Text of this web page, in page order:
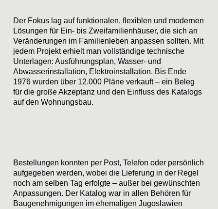
Der Fokus lag auf funktionalen, flexiblen und modernen
Lösungen für Ein- bis Zweifamilienhäuser, die sich an
Veränderungen im Familienleben anpassen sollten. Mit
jedem Projekt erhielt man vollständige technische
Unterlagen: Ausführungsplan, Wasser- und
Abwasserinstallation, Elektroinstallation. Bis Ende
1976 wurden über 12.000 Pläne verkauft – ein Beleg
für die große Akzeptanz und den Einfluss des Katalogs
auf den Wohnungsbau.
Bestellungen konnten per Post, Telefon oder persönlich
aufgegeben werden, wobei die Lieferung in der Regel
noch am selben Tag erfolgte – außer bei gewünschten
Anpassungen. Der Katalog war in allen Behören für
Baugenehmigungen im ehemaligen Jugoslawien